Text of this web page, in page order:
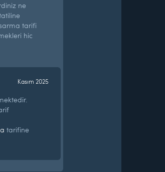
ne
tarifi
hic
Kasım 2025
tarifine